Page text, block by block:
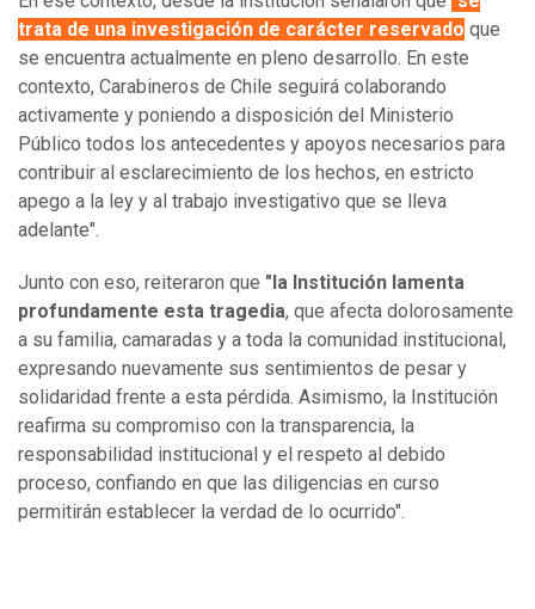
trata de una investigación de carácter reservado que
se encuentra actualmente en pleno desarrollo. En este
contexto, Carabineros de Chile seguirá colaborando
activamente y poniendo a disposición del Ministerio
Público todos los antecedentes y apoyos necesarios para
contribuir al esclarecimiento de los hechos, en estricto
apego a la ley y al trabajo investigativo que se lleva
adelante".
Junto con eso, reiteraron que "la Institución lamenta
profundamente esta tragedia, que afecta dolorosamente
a su familia, camaradas y a toda la comunidad institucional,
expresando nuevamente sus sentimientos de pesar y
solidaridad frente a esta pérdida. Asimismo, la Institución
reafirma su compromiso con la transparencia, la
responsabilidad institucional y el respeto al debido
proceso, confiando en que las diligencias en curso
permitirán establecer la verdad de lo ocurrido".